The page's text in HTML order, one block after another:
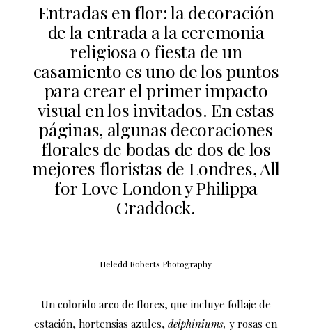
Entradas en flor: la decoración
de la entrada a la ceremonia
religiosa o fiesta de un
casamiento es uno de los puntos
para crear el primer impacto
visual en los invitados. En estas
páginas, algunas decoraciones
florales de bodas de dos de los
mejores floristas de Londres,All
for Love LondonyPhilippa
Craddock.
Heledd Roberts Photography
Un colorido arco de flores, que incluye follaje de
estación, hortensias azules,delphiniums, y rosas en